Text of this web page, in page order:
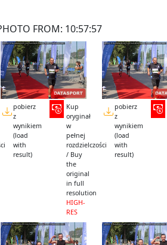
FROM: 10:57:57
pobierz
z
wynikiem
(load
with
result)
Kup
oryginał
w
pełnej
rozdzielczości
/ Buy
the
original
in full
resolution
HIGH-
RES
pobierz
z
wynikiem
(load
with
result)